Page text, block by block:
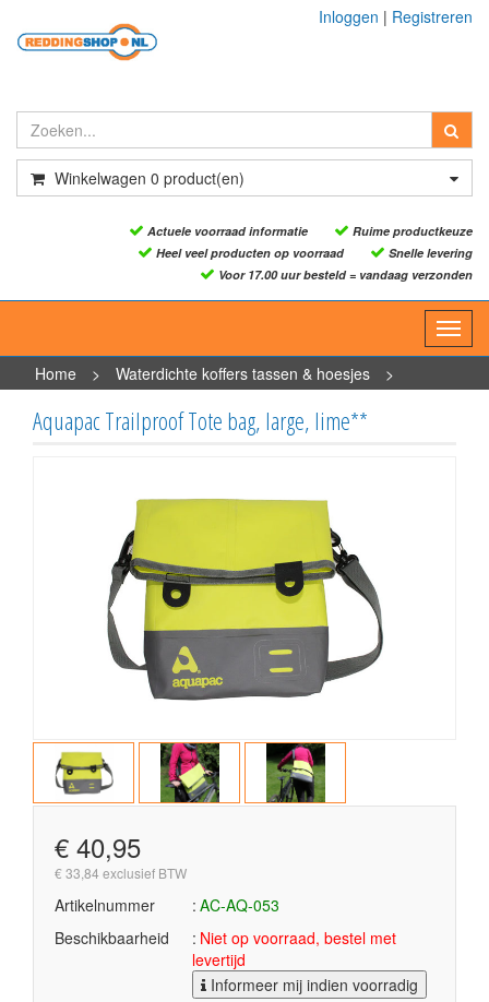
Inloggen | Registreren
Winkelwagen 0 product(en)
Actuele voorraad informatie
Ruime productkeuze
Heel veel producten op voorraad
Snelle levering
Voor 17.00 uur besteld = vandaag verzonden
Home
> Waterdichte koffers tassen & hoesjes
>
Waterdichte tassen > Aquapac Trailproof Tote bag, large,
lime**
Aquapac Trailproof Tote bag, large, lime**
€ 40,95
€ 33,84 exclusief BTW
Artikelnummer
AC-AQ-053
Beschikbaarheid
Niet op voorraad, bestel met
levertijd
Informeer mij indien voorradig